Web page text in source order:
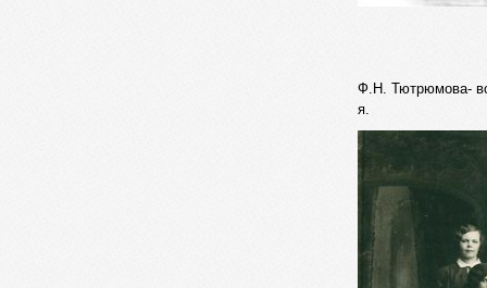
Ф.Н. Тютрюмова-
я.